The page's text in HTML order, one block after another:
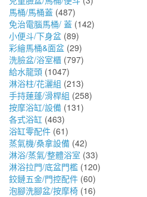
馬桶/馬桶蓋 (487)
免治電腦馬桶/ 蓋 (142)
小便斗/下身盆 (89)
彩繪馬桶&面盆 (29)
洗臉盆/浴室櫃 (797)
給水龍頭 (1047)
淋浴柱/花灑組 (213)
手持蓮蓬/滑桿組 (258)
按摩浴缸/設備 (131)
各式浴缸 (463)
浴缸零配件 (61)
蒸氣機/桑拿設備 (42)
淋浴/蒸氣/整體浴室 (33)
淋浴拉門/底盆門檻 (120)
鉸鏈五金/門控配件 (60)
泡腳洗腳盆/按摩椅 (16)